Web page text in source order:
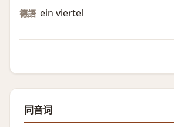
德語 ein viertel
同音词